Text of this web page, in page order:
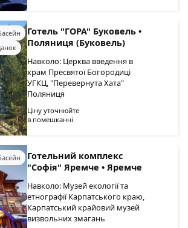
Готель "ГОРА" Буковель •
Поляниця (Буковель)
Навколо: Церква введення в
храм Пресвятої Богородиці
УГКЦ, "Перевернута Хата"
Поляниця
Ціну уточнюйте
в помешканні
Готельний комплекс
"Софія" Яремче • Яремче
Навколо: Музей екології та
етнографії Карпатського краю,
Карпатський крайовий музей
визвольних змагань